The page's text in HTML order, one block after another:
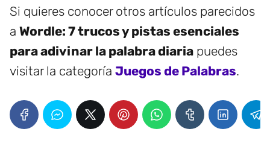
Si quieres conocer otros artículos parecidos
a Wordle: 7 trucos y pistas esenciales
para adivinar la palabra diaria puedes
visitar la categoría Juegos de Palabras.